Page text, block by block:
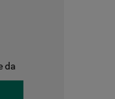
da